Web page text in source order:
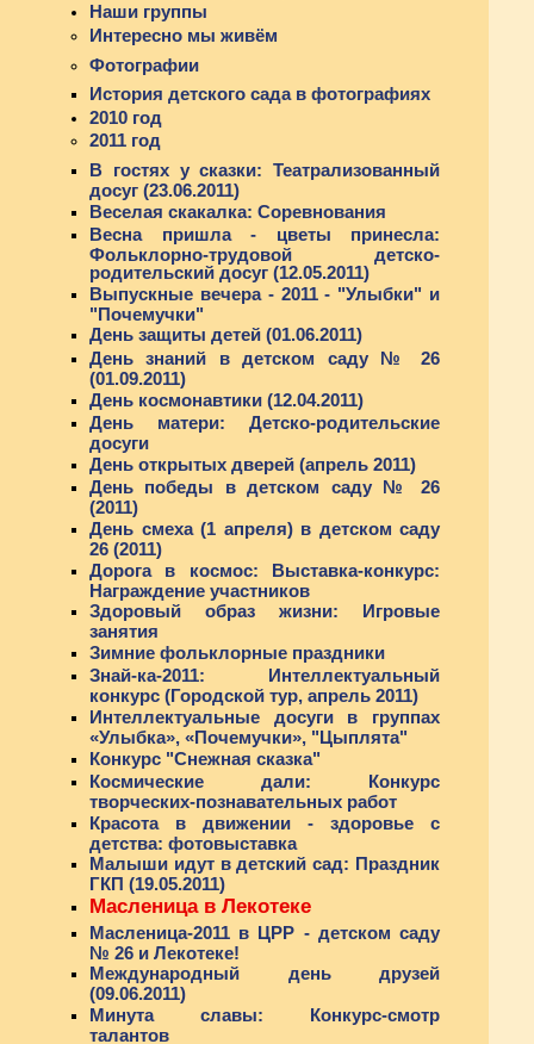
Наши группы
Интересно мы живём
Фотографии
История детского сада в фотографиях
2010 год
2011 год
В гостях у сказки: Театрализованный
досуг (23.06.2011)
Веселая скакалка: Соревнования
Весна пришла - цветы принесла:
Фольклорно-трудовой детско-
родительский досуг (12.05.2011)
Выпускные вечера - 2011 - "Улыбки" и
"Почемучки"
День защиты детей (01.06.2011)
День знаний в детском саду № 26
(01.09.2011)
День космонавтики (12.04.2011)
День матери: Детско-родительские
досуги
День открытых дверей (апрель 2011)
День победы в детском саду № 26
(2011)
День смеха (1 апреля) в детском саду
26 (2011)
Дорога в космос: Выставка-конкурс:
Награждение участников
Здоровый образ жизни: Игровые
занятия
Зимние фольклорные праздники
Знай-ка-2011: Интеллектуальный
конкурс (Городской тур, апрель 2011)
Интеллектуальные досуги в группах
«Улыбка», «Почемучки», "Цыплята"
Конкурс "Снежная сказка"
Космические дали: Конкурс
творческих-познавательных работ
Красота в движении - здоровье с
детства: фотовыставка
Малыши идут в детский сад: Праздник
ГКП (19.05.2011)
Масленица в Лекотеке
Масленица-2011 в ЦРР - детском саду
№ 26 и Лекотеке!
Международный день друзей
(09.06.2011)
Минута славы: Конкурс-смотр
талантов